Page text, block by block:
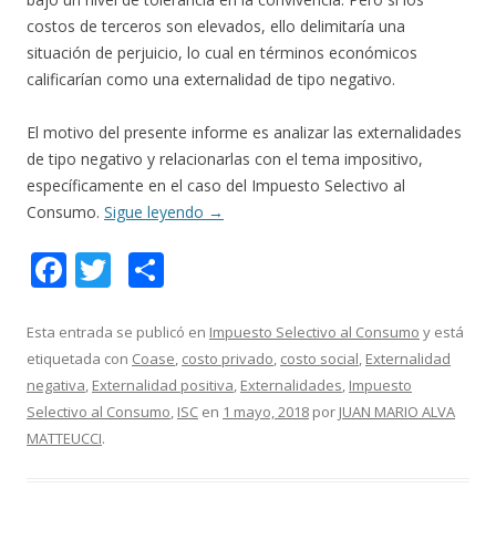
costos de terceros son elevados, ello delimitaría una
situación de perjuicio, lo cual en términos económicos
calificarían como una externalidad de tipo negativo.
El motivo del presente informe es analizar las externalidades
de tipo negativo y relacionarlas con el tema impositivo,
específicamente en el caso del Impuesto Selectivo al
Consumo. Sigue leyendo →
F
e
b
o
o
T
itt
er
m
p
ar
Esta entrada se publicó en Impuesto Selectivo al Consumo y está
etiquetada con Coase, costo privado, costo social, Externalidad
negativa, Externalidad positiva, Externalidades, Impuesto
Selectivo al Consumo, ISC en 1 mayo, 2018 por JUAN MARIO ALVA
MATTEUCCI.